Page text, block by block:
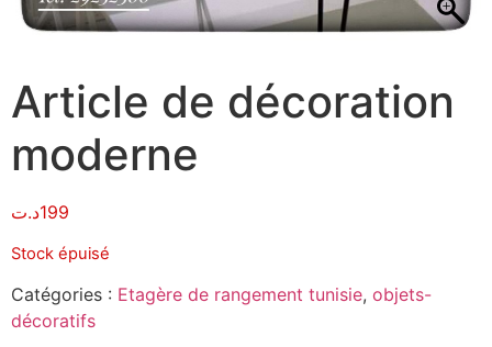
Article de décoration
moderne
199د.ت
Stock épuisé
Catégories : Etagère de rangement tunisie, objets-
décoratifs